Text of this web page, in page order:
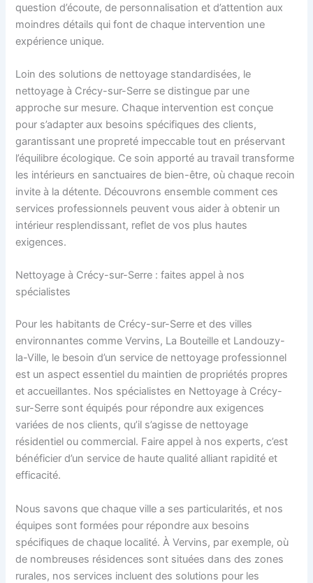
question d’écoute, de personnalisation et d’attention aux
moindres détails qui font de chaque intervention une
expérience unique.
Loin des solutions de nettoyage standardisées, le
nettoyage à Crécy-sur-Serre se distingue par une
approche sur mesure. Chaque intervention est conçue
pour s’adapter aux besoins spécifiques des clients,
garantissant une propreté impeccable tout en préservant
l’équilibre écologique. Ce soin apporté au travail transforme
les intérieurs en sanctuaires de bien-être, où chaque recoin
invite à la détente. Découvrons ensemble comment ces
services professionnels peuvent vous aider à obtenir un
intérieur resplendissant, reflet de vos plus hautes
exigences.
Nettoyage à Crécy-sur-Serre : faites appel à nos
spécialistes
Pour les habitants de Crécy-sur-Serre et des villes
environnantes comme Vervins, La Bouteille et Landouzy-
la-Ville, le besoin d’un service de nettoyage professionnel
est un aspect essentiel du maintien de propriétés propres
et accueillantes. Nos spécialistes en Nettoyage à Crécy-
sur-Serre sont équipés pour répondre aux exigences
variées de nos clients, qu’il s’agisse de nettoyage
résidentiel ou commercial. Faire appel à nos experts, c’est
bénéficier d’un service de haute qualité alliant rapidité et
efficacité.
Nous savons que chaque ville a ses particularités, et nos
équipes sont formées pour répondre aux besoins
spécifiques de chaque localité. À Vervins, par exemple, où
de nombreuses résidences sont situées dans des zones
rurales, nos services incluent des solutions pour les